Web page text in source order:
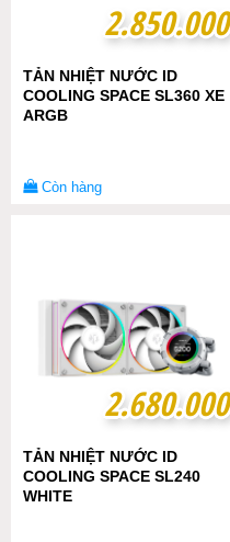
2.850.000
2.850.000
TẢN NHIỆT NƯỚC ID
COOLING SPACE SL360 XE
ARGB
Còn hàng
2.680.000
2.680.000
TẢN NHIỆT NƯỚC ID
COOLING SPACE SL240
WHITE